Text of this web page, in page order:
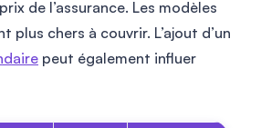
de l’assurance. Les modèles
plus chers à couvrir. L’ajout d’un
peut également influer